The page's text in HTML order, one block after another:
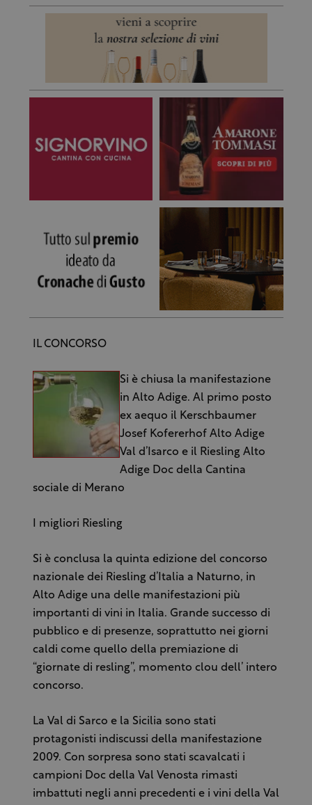
IL CONCORSO
Si è chiusa la manifestazione
in Alto Adige. Al primo posto
ex aequo il Kerschbaumer
Josef Kofererhof Alto Adige
Val d’Isarco e il Riesling Alto
Adige Doc della Cantina
sociale di Merano
I migliori Riesling
Si è conclusa la quinta edizione del concorso
nazionale dei Riesling d’Italia a Naturno, in
Alto Adige una delle manifestazioni più
importanti di vini in Italia. Grande successo di
pubblico e di presenze, soprattutto nei giorni
caldi come quello della premiazione di
“giornate di resling”, momento clou dell’ intero
concorso.
La Val di Sarco e la Sicilia sono stati
protagonisti indiscussi della manifestazione
2009. Con sorpresa sono stati scavalcati i
campioni Doc della Val Venosta rimasti
imbattuti negli anni precedenti e i vini della Val